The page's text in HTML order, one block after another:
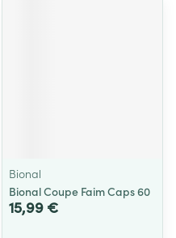
Bional
Bional Coupe Faim Caps 60
15,99 €